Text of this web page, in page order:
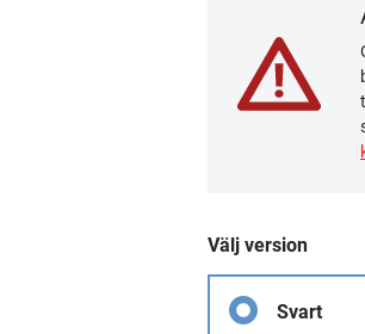
Välj version
Svart